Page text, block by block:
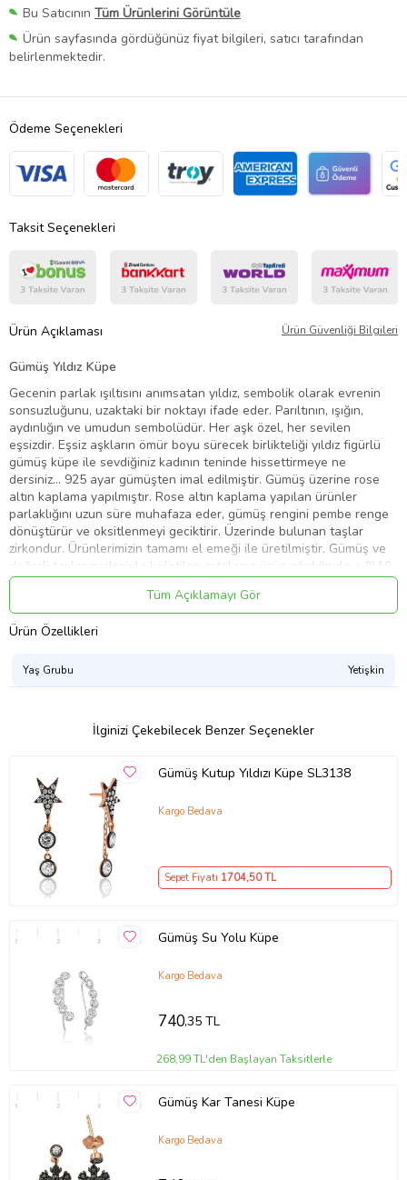
Bu Satıcının Tüm Ürünlerini Görüntüle
Ürün sayfasında gördüğünüz fiyat bilgileri, satıcı tarafından
belirlenmektedir.
Ödeme Seçenekleri
Taksit Seçenekleri
Ürün Açıklaması Ürün Güvenliği Bilgileri
Gümüş Yıldız Küpe
Gecenin parlak ışıltısını anımsatan yıldız, sembolik olarak evrenin
sonsuzluğunu, uzaktaki bir noktayı ifade eder. Parıltının, ışığın,
aydınlığın ve umudun sembolüdür. Her aşk özel, her sevilen
eşsizdir. Eşsiz aşkların ömür boyu sürecek birlikteliği yıldız figürlü
gümüş küpe ile sevdiğiniz kadının teninde hissettirmeye ne
dersiniz... 925 ayar gümüşten imal edilmiştir. Gümüş üzerine rose
altın kaplama yapılmıştır. Rose altın kaplama yapılan ürünler
parlaklığını uzun süre muhafaza eder, gümüş rengini pembe renge
dönüştürür ve oksitlenmeyi geciktirir. Üzerinde bulunan taşlar
zirkondur. Ürünlerimizin tamamı el emeği ile üretilmiştir. Gümüş ve
değerli taşlar nedeniyle belirtilen ortalama ürün ağırlığında ± %10
sapma olabilmektedir.
Tüm Açıklamayı Gör
Ürün Özellikleri
Yaş Grubu Yetişkin
İlginizi Çekebilecek Benzer Seçenekler
​Gümüş Kutup Yıldızı Küpe SL3138
Kargo Bedava
Sepet Fiyatı 1704,50 TL
Gümüş Su Yolu Küpe
Kargo Bedava
740,35 TL
268,99 TL'den Başlayan Taksitlerle
Gümüş Kar Tanesi Küpe
Kargo Bedava